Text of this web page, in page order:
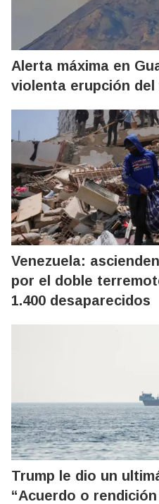
Alerta máxima en
violenta erupción del
Venezuela:
por el doble
1.400 desaparecidos
Trump le dio un
“Acuerdo o